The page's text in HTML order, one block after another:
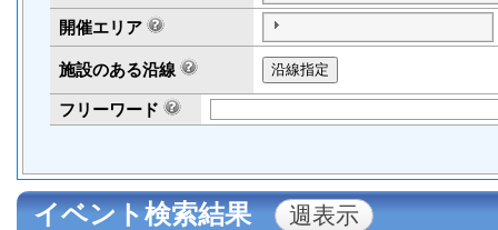
開催エリア
施設のある沿線
フリーワード
イベント検索結果